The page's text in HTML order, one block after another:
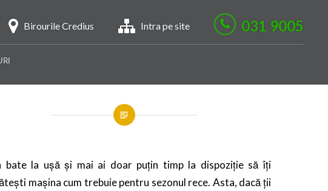
Birourile Credius Intra pe site 031 9005
bate la ușă și mai ai doar puțin timp la dispoziție să îți
mașina cum trebuie pentru sezonul rece. Asta, dacă ții